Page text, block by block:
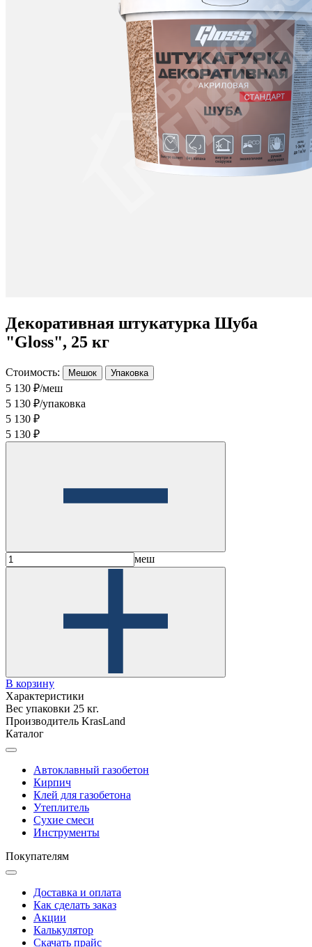
Декоративная штукатурка Шуба
"Gloss", 25 кг
Стоимость: Мешок Упаковка
5 130 ₽/меш
5 130 ₽/упаковка
5 130 ₽
5 130 ₽
меш
В корзину
Характеристики
Вес упаковки 25 кг.
Производитель KrasLand
Каталог
Автоклавный газобетон
Кирпич
Клей для газобетона
Утеплитель
Сухие смеси
Инструменты
Покупателям
Доставка и оплата
Как сделать заказ
Акции
Калькулятор
Скачать прайс